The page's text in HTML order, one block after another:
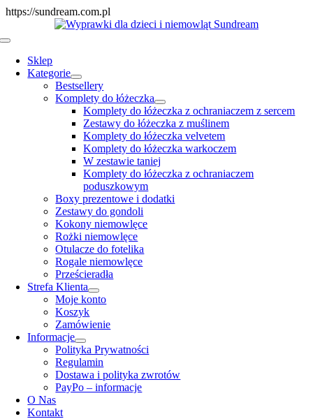
https://sundream.com.pl
to
Toggle
Navigation
Sklep
Kategorie
Bestsellery
Komplety do łóżeczka
Komplety do łóżeczka z ochraniaczem z sercem
Zestawy do łóżeczka z muślinem
Komplety do łóżeczka velvetem
Komplety do łóżeczka warkoczem
W zestawie taniej
Komplety do łóżeczka z ochraniaczem
poduszkowym
Boxy prezentowe i dodatki
Zestawy do gondoli
Kokony niemowlęce
Rożki niemowlęce
Otulacze do fotelika
Rogale niemowlęce
Prześcieradła
Strefa Klienta
Moje konto
Koszyk
Zamówienie
Informacje
Polityka Prywatności
Regulamin
Dostawa i polityka zwrotów
PayPo – informacje
O Nas
Kontakt